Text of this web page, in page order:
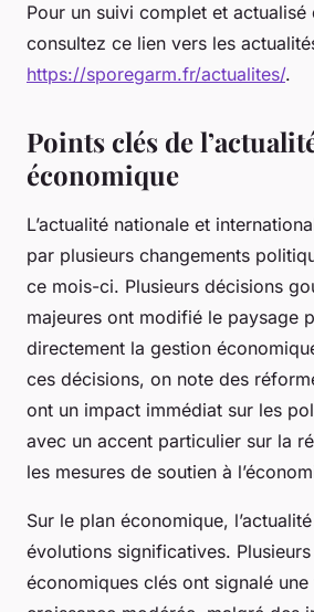
Pour un suivi complet et actualisé
consultez ce lien vers les
https://sporegarm.fr/actualites/.
Points clés de
économique
L’actualité nationale et
par plusieurs changements
ce mois-ci. Plusieurs décisions
majeures ont modifié le paysage
directement la gestion
ces décisions, on note des
ont un impact immédiat sur les
avec un accent particulier sur la
les mesures de soutien à
Sur le plan économique,
évolutions significatives.
économiques clés ont signalé une